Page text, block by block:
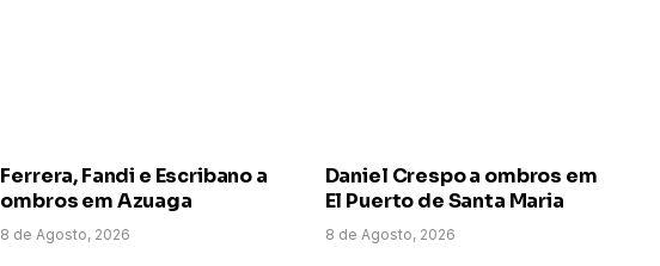
Ferrera, Fandi e Escribano a
ombros em Azuaga
8 de Agosto, 2026
Daniel Crespo a ombros em
El Puerto de Santa Maria
8 de Agosto, 2026